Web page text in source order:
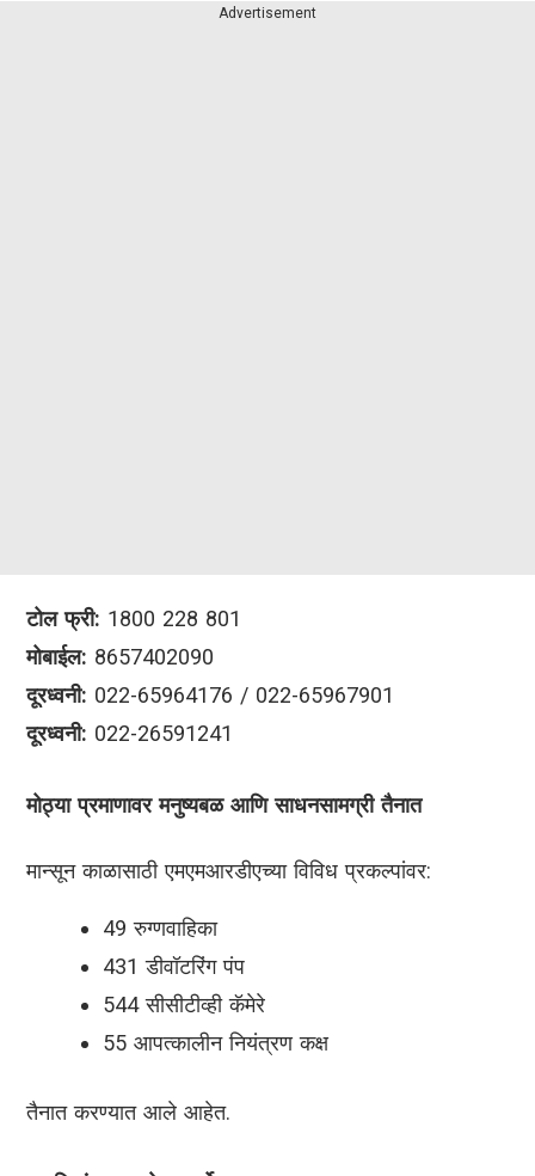
Advertisement
टोल फ्री: 1800 228 801
मोबाईल: 8657402090
दूरध्वनी: 022-65964176 / 022-65967901
दूरध्वनी: 022-26591241
मोठ्या प्रमाणावर मनुष्यबळ आणि साधनसामग्री तैनात
मान्सून काळासाठी एमएमआरडीएच्या विविध प्रकल्पांवर:
49 रुग्णवाहिका
431 डीवॉटरिंग पंप
544 सीसीटीव्ही कॅमेरे
55 आपत्कालीन नियंत्रण कक्ष
तैनात करण्यात आले आहेत.